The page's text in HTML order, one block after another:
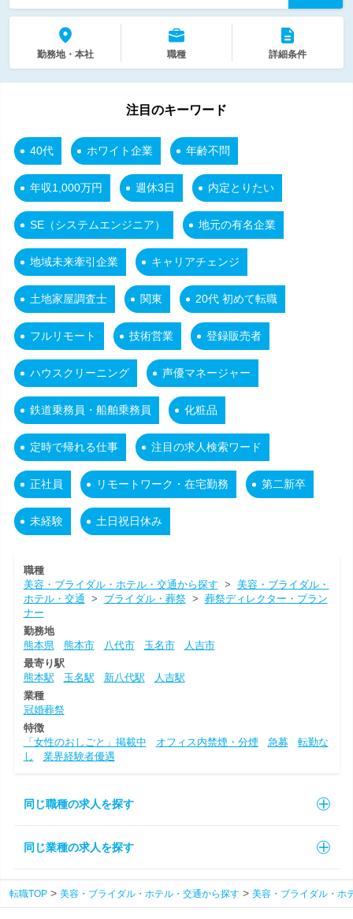
勤務地・本社 職種 詳細条件
注目のキーワード
40代 ホワイト企業 年齢不問
年収1,000万円 週休3日 内定とりたい
SE（システムエンジニア） 地元の有名企業
地域未来牽引企業 キャリアチェンジ
土地家屋調査士 関東 20代 初めて転職
フルリモート 技術営業 登録販売者
ハウスクリーニング 声優マネージャー
鉄道乗務員・船舶乗務員 化粧品
定時で帰れる仕事 注目の求人検索ワード
正社員 リモートワーク・在宅勤務 第二新卒
未経験 土日祝日休み
職種
美容・ブライダル・ホテル・交通から探す > 美容・ブライダル・
ホテル・交通 > ブライダル・葬祭> 葬祭ディレクター・プラン
ナー
勤務地
熊本県
熊本市 八代市 玉名市
人吉市
最寄り駅
熊本駅
玉名駅 新八代駅
人吉駅
業種
冠婚葬祭
特徴
「女性のおしごと」掲載中
オフィス内禁煙・分煙 急募
転勤な
し
業界経験者優遇
同じ職種の求人を探す
同じ業種の求人を探す
転職TOP 美容・ブライダル・ホテル・交通から探す 美容・ブライダル・ホ